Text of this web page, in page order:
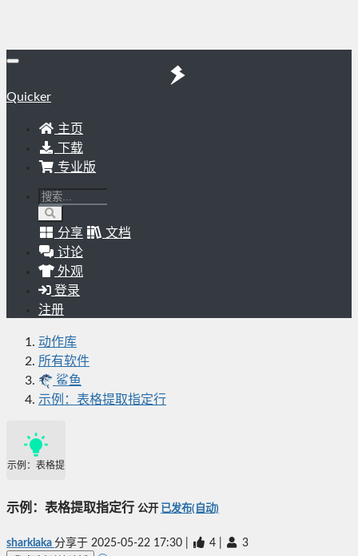
Quicker
主页
下载
专业版
分享
文档
讨论
外观
登录
注册
动作库
所有软件
鲨鱼
示例：表格提取指定行
示例：表格提取指定行
示例：表格提取指定行 公开 已发布(自动)
sharklaka 分享于 2025-05-22 17:30 4 3